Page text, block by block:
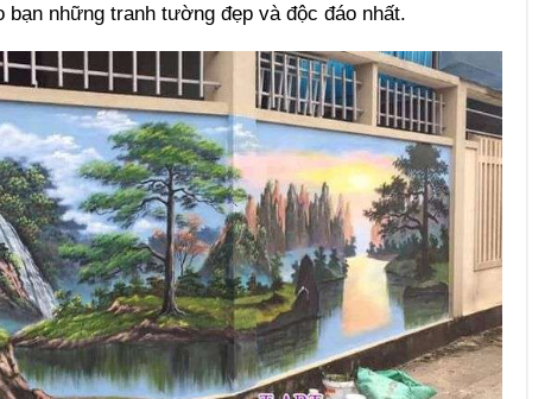
bạn những tranh tường đẹp và độc đáo nhất.